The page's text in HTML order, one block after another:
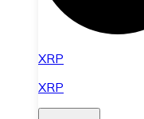
XRP
XRP